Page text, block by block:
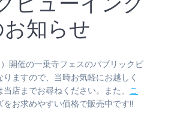
知らせ
開催の一乗寺フェスのパブリックビ
ますので、当時お気軽にお越しく
店までお尋ねください。また、 こ
をお求めやすい価格で販売中です!!